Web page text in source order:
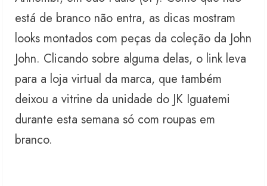
está de branco não entra, as dicas mostram
looks montados com peças da coleção da John
John. Clicando sobre alguma delas, o link leva
para a loja virtual da marca, que também
deixou a vitrine da unidade do JK Iguatemi
durante esta semana só com roupas em
branco.